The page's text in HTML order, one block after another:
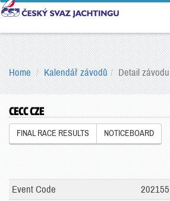
Home Kalendář závodů Detail závodu
CECC CZE
FINAL RACE RESULTS NOTICEBOARD
Event Code
202155